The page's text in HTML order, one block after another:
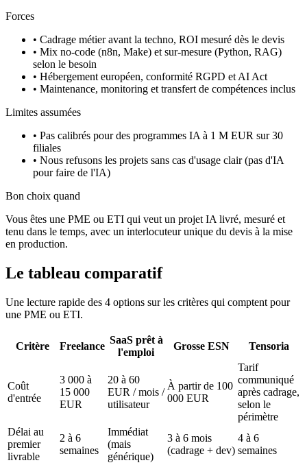
Forces
• Cadrage métier avant la techno, ROI mesuré dès le devis
• Mix no-code (n8n, Make) et sur-mesure (Python, RAG)
selon le besoin
• Hébergement européen, conformité RGPD et AI Act
• Maintenance, monitoring et transfert de compétences inclus
Limites assumées
• Pas calibrés pour des programmes IA à 1 M EUR sur 30
filiales
• Nous refusons les projets sans cas d'usage clair (pas d'IA
pour faire de l'IA)
Bon choix quand
Vous êtes une PME ou ETI qui veut un projet IA livré, mesuré et
tenu dans le temps, avec un interlocuteur unique du devis à la mise
en production.
Le tableau comparatif
Une lecture rapide des 4 options sur les critères qui comptent pour
une PME ou ETI.
Critère Freelance
SaaS prêt à
l'emploi
Grosse ESN Tensoria
Coût
d'entrée
3 000 à
15 000
EUR
20 à 60
EUR / mois /
utilisateur
À partir de 100
000 EUR
Tarif
communiqué
après cadrage,
selon le
périmètre
Délai au
premier
livrable
2 à 6
semaines
Immédiat
(mais
générique)
3 à 6 mois
(cadrage + dev)
4 à 6
semaines